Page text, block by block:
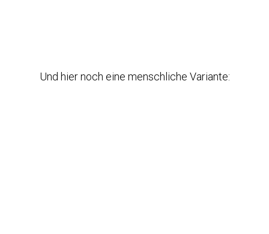
Und hier noch eine menschliche Variante: